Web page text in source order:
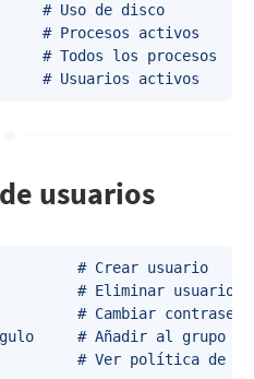
# Uso de disco
# Procesos activos
Todos los procesos
usuarios
# Crear usuario
# Eliminar usuario
# Cambiar contraseña
# Añadir al grupo